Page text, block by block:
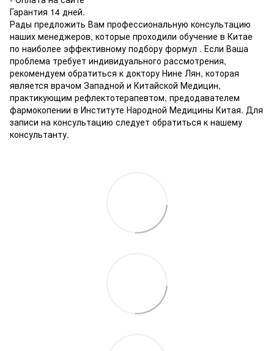
Гарантия 14 дней.
Рады предложить Вам профессиональную консультацию
наших менеджеров, которые проходили обучение в Китае
по наиболее эффективному подбору формул . Если Ваша
проблема требует индивидуального рассмотрения,
рекомендуем обратиться к доктору Нине Лян, которая
является врачом Западной и Китайской Медицин,
практикующим рефлектотерапевтом, предодавателем
фармокопении в Институте Народной Медицины Китая. Для
записи на консультацию следует обратиться к нашему
консультанту.